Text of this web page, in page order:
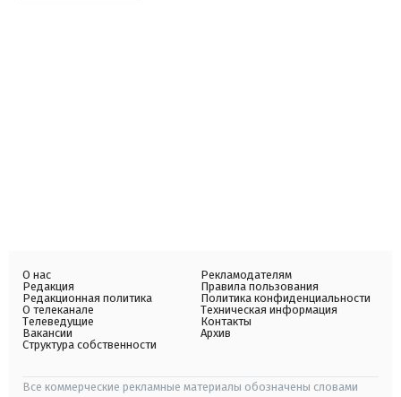
О нас
Редакция
Редакционная политика
О телеканале
Телеведущие
Вакансии
Структура собственности
Рекламодателям
Правила пользования
Политика конфиденциальности
Техническая информация
Контакты
Архив
Все коммерческие рекламные материалы обозначены словами